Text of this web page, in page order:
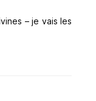
– je vais les